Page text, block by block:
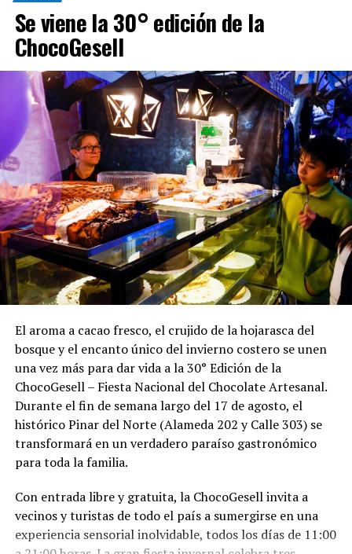
Se viene la 30° edición de la
ChocoGesell
El aroma a cacao fresco, el crujido de la hojarasca del
bosque y el encanto único del invierno costero se unen
una vez más para dar vida a la 30° Edición de la
ChocoGesell – Fiesta Nacional del Chocolate Artesanal.
Durante el fin de semana largo del 17 de agosto, el
histórico Pinar del Norte (Alameda 202 y Calle 303) se
transformará en un verdadero paraíso gastronómico
para toda la familia.
Con entrada libre y gratuita, la ChocoGesell invita a
vecinos y turistas de todo el país a sumergirse en una
experiencia sensorial inolvidable, todos los días de 11:00